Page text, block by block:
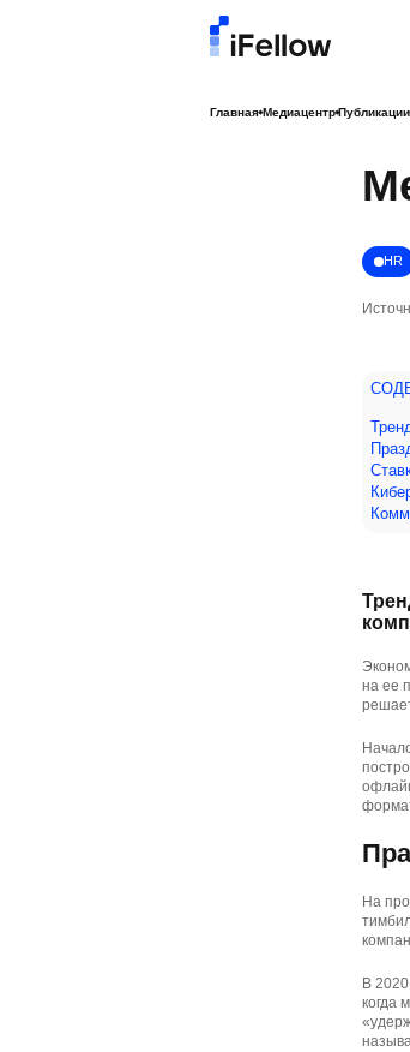
Главная Медиацентр Публикации
HR
на ее
На
В
когда